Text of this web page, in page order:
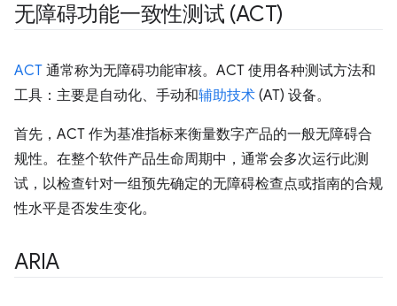
无障碍功能一致性测试 (ACT)
ACT 通常称为无障碍功能审核。ACT 使用各种测试方法和
工具：主要是自动化、手动和辅助技术 (AT) 设备。
首先，ACT 作为基准指标来衡量数字产品的一般无障碍合
规性。在整个软件产品生命周期中，通常会多次运行此测
试，以检查针对一组预先确定的无障碍检查点或指南的合规
性水平是否发生变化。
ARIA